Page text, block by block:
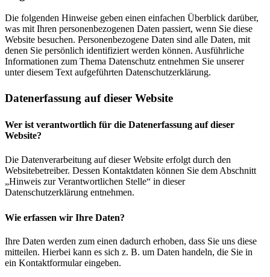
Die folgenden Hinweise geben einen einfachen Überblick darüber,
was mit Ihren personenbezogenen Daten passiert, wenn Sie diese
Website besuchen. Personenbezogene Daten sind alle Daten, mit
denen Sie persönlich identifiziert werden können. Ausführliche
Informationen zum Thema Datenschutz entnehmen Sie unserer
unter diesem Text aufgeführten Datenschutzerklärung.
Datenerfassung auf dieser Website
Wer ist verantwortlich für die Datenerfassung auf dieser
Website?
Die Datenverarbeitung auf dieser Website erfolgt durch den
Websitebetreiber. Dessen Kontaktdaten können Sie dem Abschnitt
„Hinweis zur Verantwortlichen Stelle“ in dieser
Datenschutzerklärung entnehmen.
Wie erfassen wir Ihre Daten?
Ihre Daten werden zum einen dadurch erhoben, dass Sie uns diese
mitteilen. Hierbei kann es sich z. B. um Daten handeln, die Sie in
ein Kontaktformular eingeben.